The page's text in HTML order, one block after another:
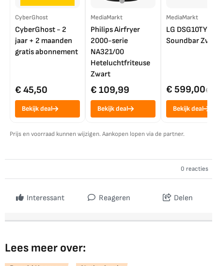
CyberGhost
CyberGhost - 2
jaar + 2 maanden
gratis abonnement
€ 45,50
Bekijk deal
MediaMarkt
Philips Airfryer
2000-serie
NA321/00
Heteluchtfriteuse
Zwart
€ 109,99
Bekijk deal
MediaMarkt
LG DSG10TY
Soundbar
€ 599,00€
Bekijk deal
Prijs en voorraad kunnen wijzigen. Aankopen lopen via de partner.
0 reacties
Interessant Reageren Delen
Lees meer over: